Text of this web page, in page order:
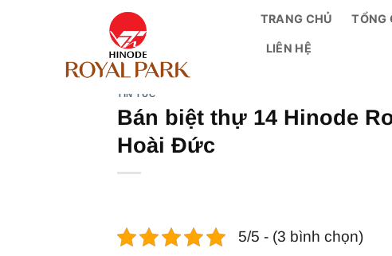
TRANG CHỦ TỔNG
LIÊN HỆ
TIN TỨC
Bán biệt thự 14 Hinode
Hoài Đức
5/5 - (3 bình chọn)